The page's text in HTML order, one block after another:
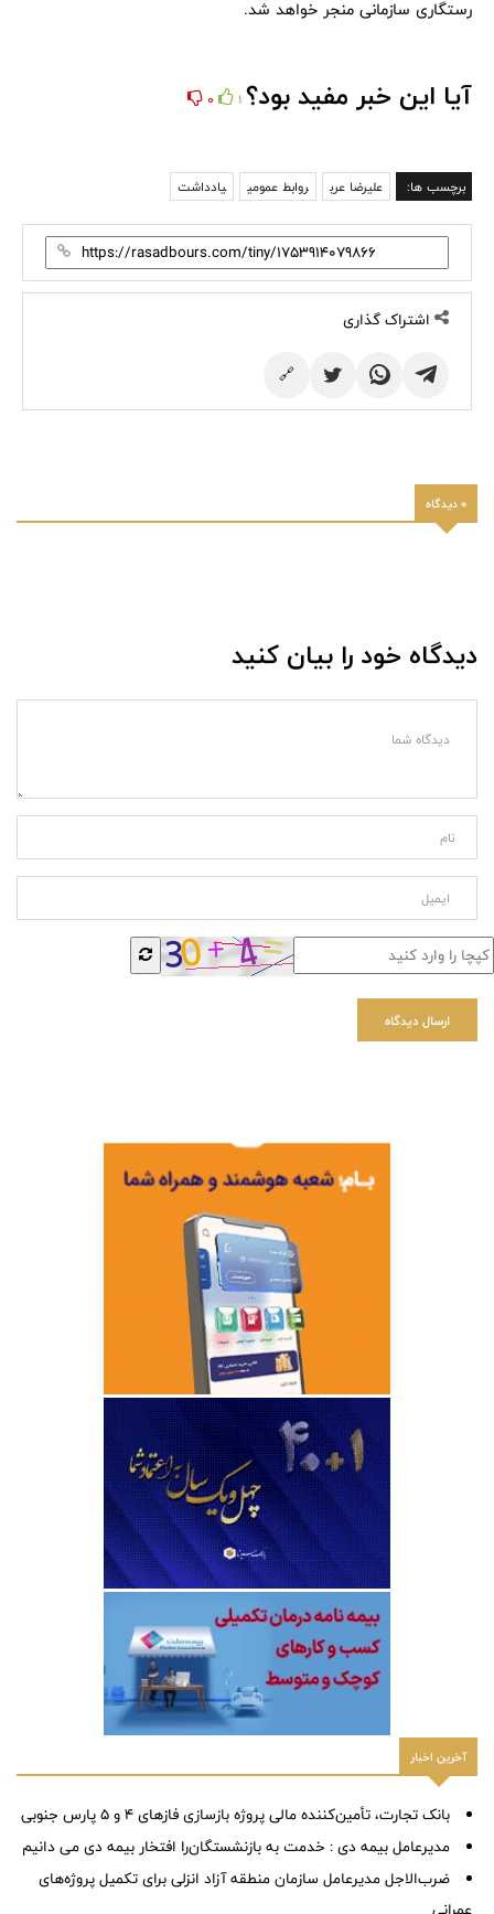
رستگاری سازمانی منجر خواهد شد.
آیا این خبر مفید بود؟1
0
برچسب ها: علیرضا عرب روابط عمومی یادداشت
اشتراک گذاری
🔗
0 دیدگاه
دیدگاه خود را بیان کنید
ارسال دیدگاه
آخرین اخبار
بانک تجارت، تأمین‌کننده مالی پروژه بازسازی فازهای ۴ و ۵ پارس جنوبی
مدیرعامل بیمه دی : خدمت به بازنشستگان‌را افتخار بیمه دی می دانیم
ضرب‌الاجل مدیرعامل سازمان منطقه آزاد انزلی برای تكمیل پروژه‌های